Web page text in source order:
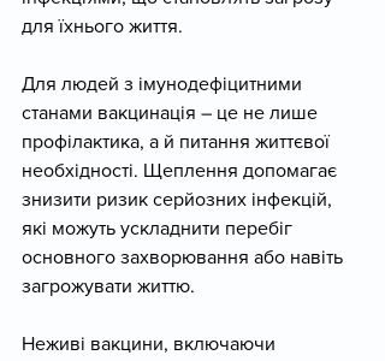
для їхнього життя.
Для людей з імунодефіцитними
станами вакцинація – це не лише
профілактика, а й питання життєвої
необхідності. Щеплення допомагає
знизити ризик серйозних інфекцій,
які можуть ускладнити перебіг
основного захворювання або навіть
загрожувати життю.
Неживі вакцини, включаючи